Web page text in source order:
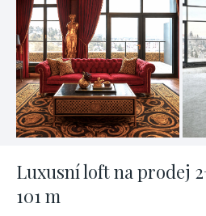
Luxusní loft na prodej
101 m